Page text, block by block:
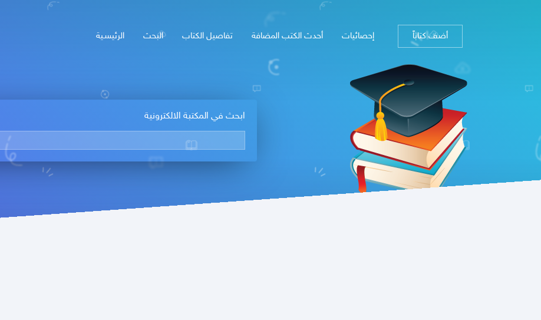
الرئيسـية البحث تفاصيل الكتاب أحدث الكتب المضافة إحصائيات أضف كتاباً
ابحث في المكتبة الالكترونية